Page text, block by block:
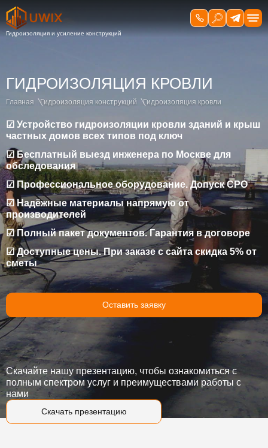
ГИДРОИЗОЛЯЦИЯ КРОВЛИ
Главная Гидроизоляция конструкций Гидроизоляция кровли
☑ Устройство гидроизоляции кровли зданий и крыш
частных домов всех типов под ключ
☑ Бесплатный выезд инженера по Москве для
обследования
☑ Профессиональное оборудование. Допуск СРО
☑ Надёжные материалы напрямую от
производителей
☑ Полный пакет документов. Гарантия в договоре
☑ Доступные цены. При заказе с сайта скидка 5% от
сметы
Оставить заявку
Скачать презентацию
Скачайте нашу презентацию, чтобы ознакомиться с
полным спектром услуг и преимуществами работы с
нами